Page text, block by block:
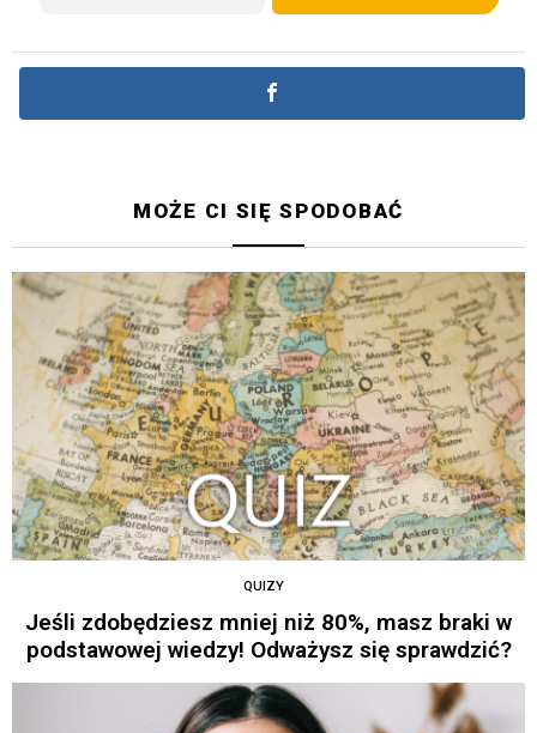
MOŻE CI SIĘ SPODOBAĆ
QUIZY
Jeśli zdobędziesz mniej niż 80%, masz braki w
podstawowej wiedzy! Odważysz się sprawdzić?